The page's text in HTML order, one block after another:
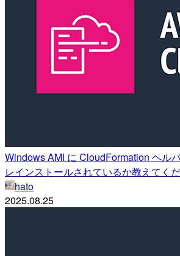
Windows AMI に CloudFormation ヘル
レインストールされているか教えてく
hato
2025.08.25